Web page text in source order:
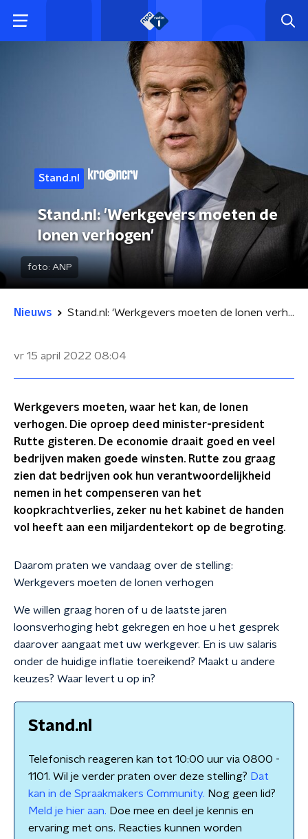
Stand.nl
Stand.nl: 'Werkgevers moeten de
lonen verhogen'
foto: ANP
Nieuws Stand.nl: 'Werkgevers moeten de lonen verhogen'
vr 15 april 2022 08:04
Werkgevers moeten, waar het kan, de lonen
verhogen. Die oproep deed minister-president
Rutte gisteren. De economie draait goed en veel
bedrijven maken goede winsten. Rutte zou graag
zien dat bedrijven ook hun verantwoordelijkheid
nemen in het compenseren van het
koopkrachtverlies, zeker nu het kabinet de handen
vol heeft aan een miljardentekort op de begroting.
Daarom praten we vandaag over de stelling:
Werkgevers moeten de lonen verhogen
We willen graag horen of u de laatste jaren
loonsverhoging hebt gekregen en hoe u het gesprek
daarover aangaat met uw werkgever. En is uw salaris
onder de huidige inflatie toereikend? Maakt u andere
keuzes? Waar levert u op in?
Stand.nl
Telefonisch reageren kan tot 10:00 uur via 0800 -
1101. Wil je verder praten over deze stelling? Dat
kan in de Spraakmakers Community. Nog geen lid?
Meld je hier aan. Doe mee en deel je kennis en
ervaring met ons. Reacties kunnen worden